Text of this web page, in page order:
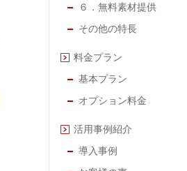
６．無料素材提供
その他の特長
料金プラン
基本プラン
オプション料金
活用事例紹介
導入事例